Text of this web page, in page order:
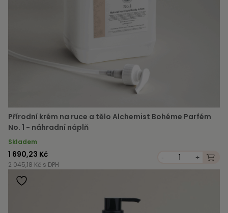
Přírodní krém na ruce a tělo Alchemist Bohéme Parfém
No. 1 - náhradní náplň
Skladem
1 690,23 Kč
2 045,18 Kč s DPH
- +